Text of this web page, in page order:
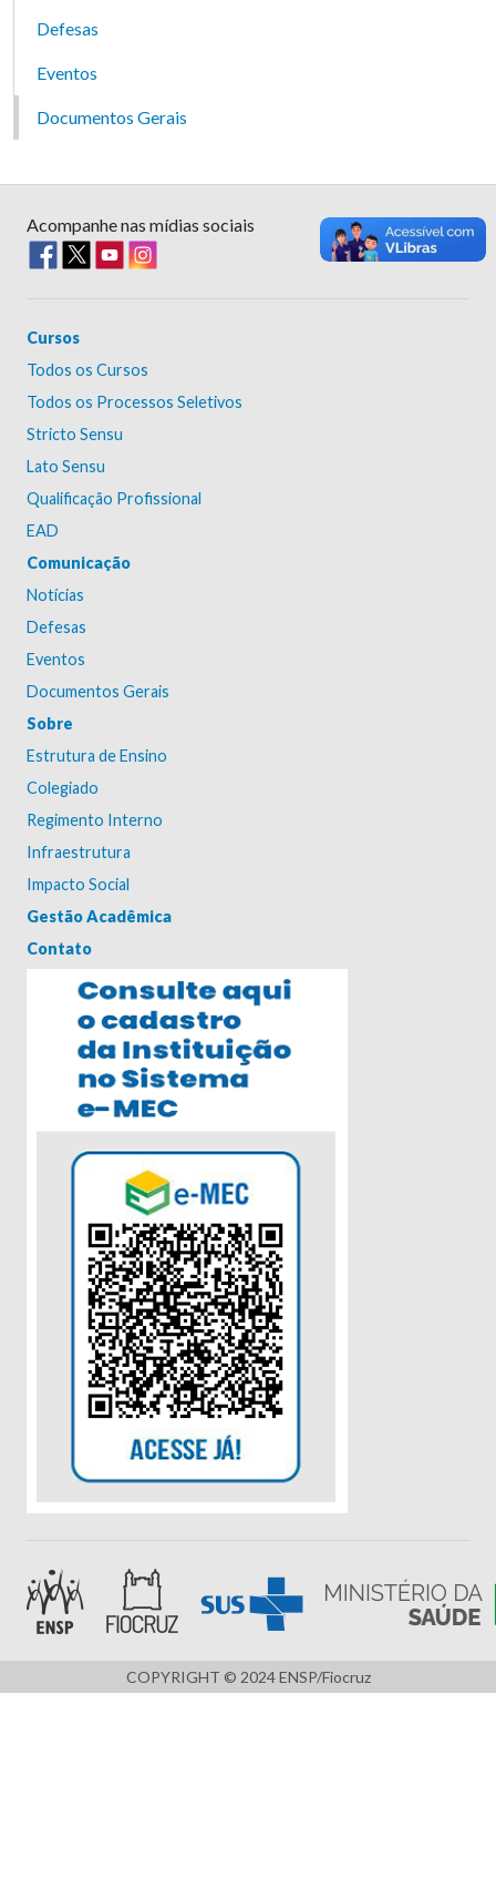
Defesas
Eventos
Documentos Gerais
Acompanhe nas mídias sociais
Cursos
Todos os Cursos
Todos os Processos Seletivos
Stricto Sensu
Lato Sensu
Qualificação Profissional
EAD
Comunicação
Notícias
Defesas
Eventos
Documentos Gerais
Sobre
Estrutura de Ensino
Colegiado
Regimento Interno
Infraestrutura
Impacto Social
Gestão Acadêmica
Contato
COPYRIGHT © 2024 ENSP/Fiocruz